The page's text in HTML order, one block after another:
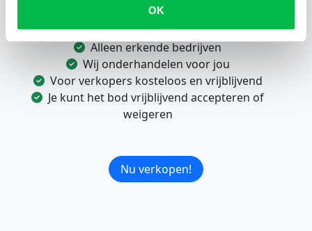
OK
Binnen 24 uur een bod
Gratis ophalen, betaling en vrijwaring
Alleen erkende bedrijven
Wij onderhandelen voor jou
Voor verkopers kosteloos en vrijblijvend
Je kunt het bod vrijblijvend accepteren of
weigeren
Nu verkopen!